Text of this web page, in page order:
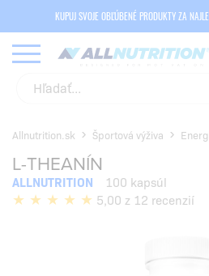
KUPUJ SVOJE OBĽÚBENÉ PRODUKTY ZA
Allnutrition.sk Športová výživa
L-THEANÍN
ALLNUTRITION
100 kapsúl
5,00 z 12 recenzií